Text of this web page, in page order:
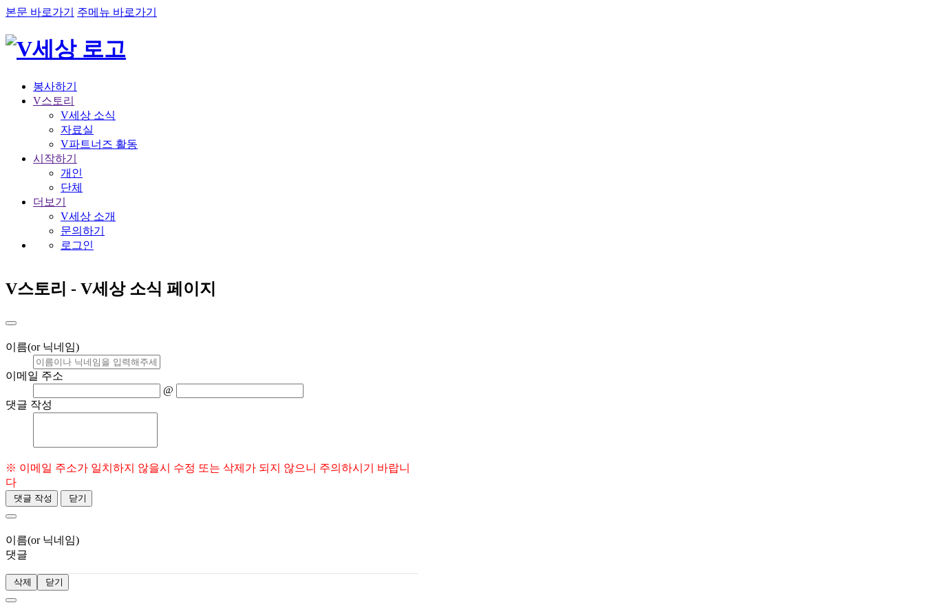
본문 바로가기 주메뉴 바로가기
봉사하기
V스토리
V세상 소식
자료실
V파트너즈 활동
시작하기
개인
단체
더보기
V세상 소개
문의하기
로그인
V스토리 - V세상 소식 페이지
이름(or 닉네임)
이메일 주소
@
댓글 작성
※ 이메일 주소가 일치하지 않을시 수정 또는 삭제가 되지 않으니 주의하시기 바랍니
다
댓글 작성 닫기
이름(or 닉네임)
댓글
삭제 닫기